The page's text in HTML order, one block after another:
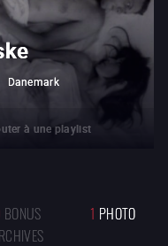
Danemark
à une playlist
BONUS
1 PHOTO